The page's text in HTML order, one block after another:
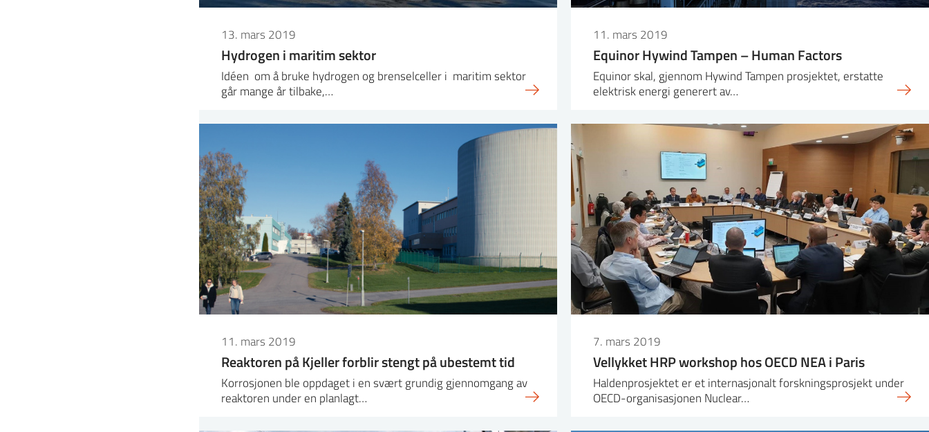
13. mars 2019
Hydrogen i maritim sektor
Idéen om å bruke hydrogen og brenselceller i maritim sektor
går mange år tilbake,…
11. mars 2019
Equinor Hywind Tampen – Human Factors
Equinor skal, gjennom Hywind Tampen prosjektet, erstatte
elektrisk energi generert av…
11. mars 2019
Reaktoren på Kjeller forblir stengt på ubestemt tid
Korrosjonen ble oppdaget i en svært grundig gjennomgang av
reaktoren under en planlagt…
7. mars 2019
Vellykket HRP workshop hos OECD NEA i Paris
Haldenprosjektet er et internasjonalt forskningsprosjekt under
OECD-organisasjonen Nuclear…